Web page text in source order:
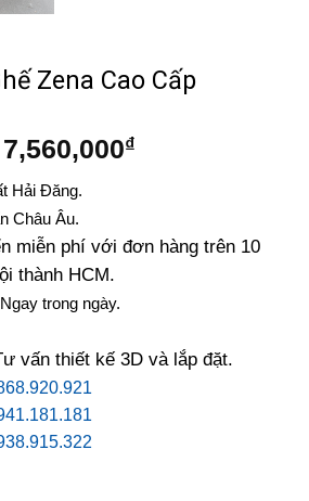
Zena Cao Cấp
Giá
là:
10,290,000₫.
7,560,000₫Giá
7,560,000₫.
Hải Đăng.
Châu Âu.
miễn phí với đơn hàng trên 10
thành HCM.
trong ngày.
vấn thiết kế 3D và lắp đặt.